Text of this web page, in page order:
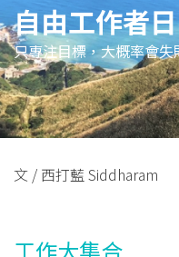
自由工作者
只專注目標，大概率會失
文 / 西打藍 Siddharam
工作大集合